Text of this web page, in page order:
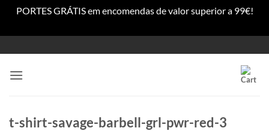
PORTES GRÁTIS em encomendas de valor superior a 99€!
to
content
t-shirt-savage-barbell-grl-pwr-red-3